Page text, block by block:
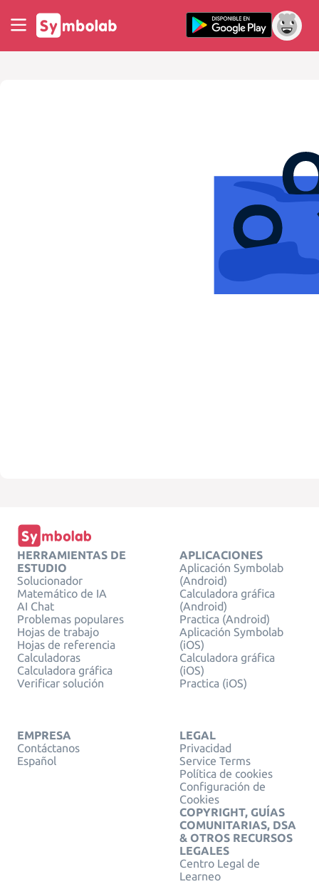
HERRAMIENTAS DE
ESTUDIO
Solucionador
Matemático de IA
AI Chat
Problemas populares
Hojas de trabajo
Hojas de referencia
Calculadoras
Calculadora gráfica
Verificar solución
APLICACIONES
Aplicación Symbolab
(Android)
Calculadora gráfica
(Android)
Practica (Android)
Aplicación Symbolab
(iOS)
Calculadora gráfica
(iOS)
Practica (iOS)
EMPRESA
Contáctanos
Español
LEGAL
Privacidad
Service Terms
Política de cookies
Configuración de
Cookies
COPYRIGHT, GUÍAS
COMUNITARIAS, DSA
& OTROS RECURSOS
LEGALES
Centro Legal de
Learneo